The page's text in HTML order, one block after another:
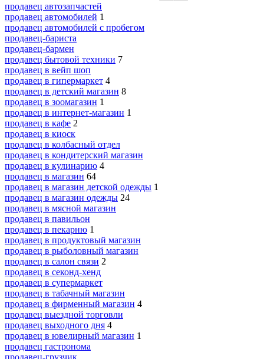
продавец автозапчастей
продавец автомобилей 1
продавец автомобилей с пробегом
продавец-бариста
продавец-бармен
продавец бытовой техники 7
продавец в вейп шоп
продавец в гипермаркет 4
продавец в детский магазин 8
продавец в зоомагазин 1
продавец в интернет-магазин 1
продавец в кафе 2
продавец в киоск
продавец в колбасный отдел
продавец в кондитерский магазин
продавец в кулинарию 4
продавец в магазин 64
продавец в магазин детской одежды 1
продавец в магазин одежды 24
продавец в мясной магазин
продавец в павильон
продавец в пекарню 1
продавец в продуктовый магазин
продавец в рыболовный магазин
продавец в салон связи 2
продавец в секонд-хенд
продавец в супермаркет
продавец в табачный магазин
продавец в фирменный магазин 4
продавец выездной торговли
продавец выходного дня 4
продавец в ювелирный магазин 1
продавец гастронома
продавец-грузчик